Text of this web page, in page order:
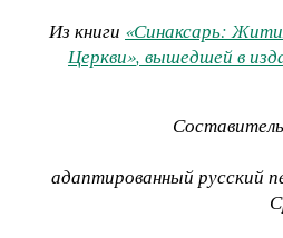
Из книги «Синаксарь:
Церкви», вышедшей в
адаптированный русский